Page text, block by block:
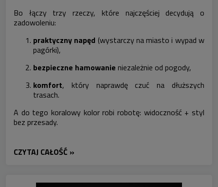
Bo łączy trzy rzeczy, które najczęściej decydują o
zadowoleniu:
praktyczny napęd (wystarczy na miasto i wypad w
pagórki),
bezpieczne hamowanie niezależnie od pogody,
komfort, który naprawdę czuć na dłuższych
trasach.
A do tego koralowy kolor robi robotę: widoczność + styl
bez przesady.
CZYTAJ CAŁOŚĆ »